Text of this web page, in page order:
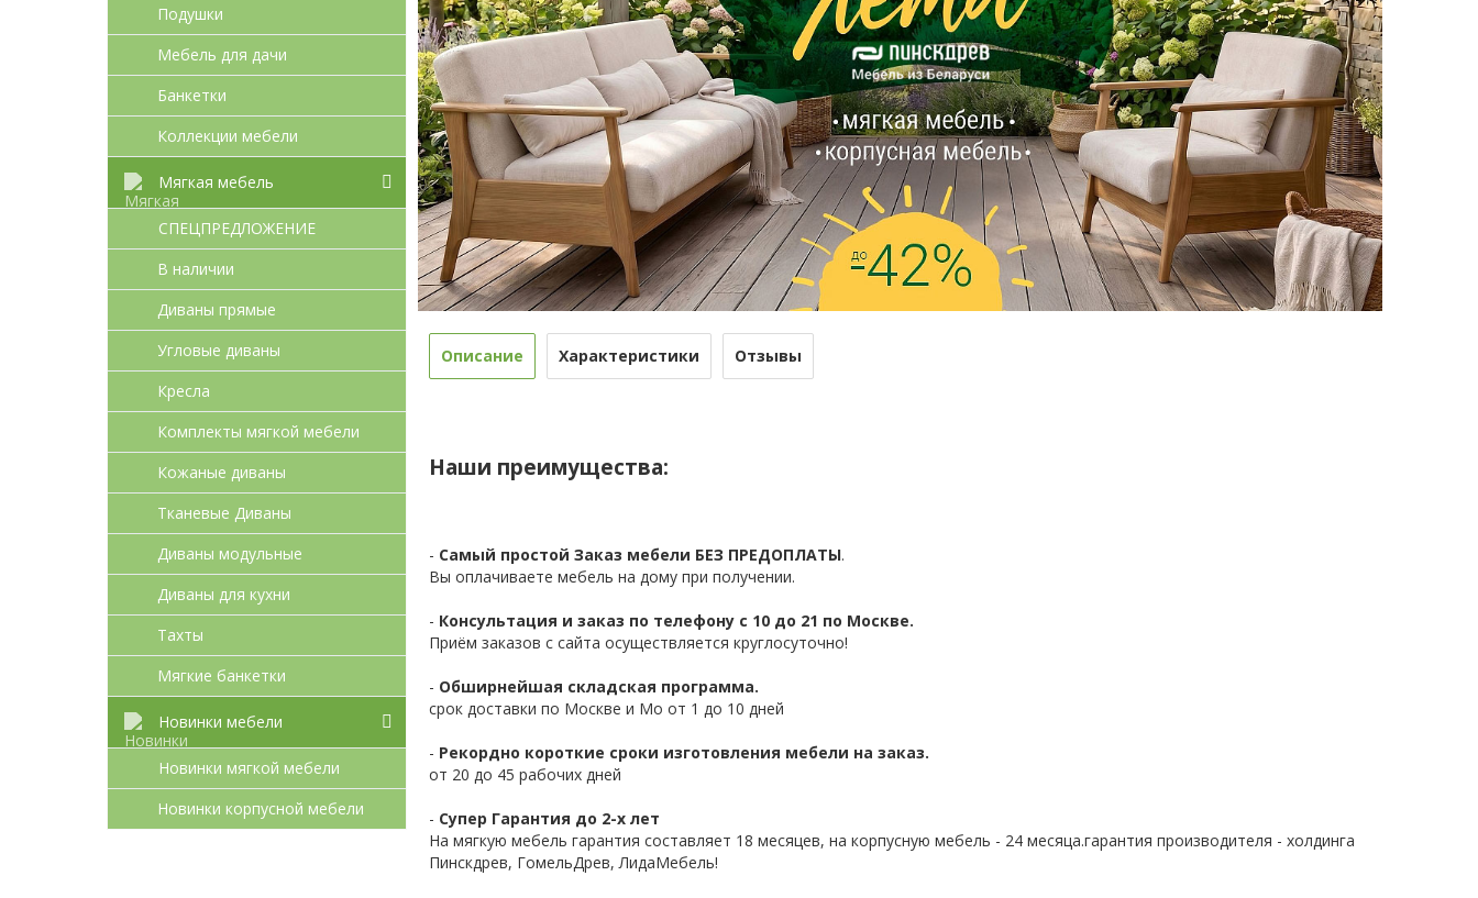
Подушки
Мебель для дачи
Банкетки
Коллекции мебели
Мягкая мебель
СПЕЦПРЕДЛОЖЕНИЕ
В наличии
Диваны прямые
Угловые диваны
Кресла
Комплекты мягкой мебели
Кожаные диваны
Тканевые Диваны
Диваны модульные
Диваны для кухни
Тахты
Мягкие банкетки
Новинки мебели
Новинки мягкой мебели
Новинки корпусной мебели
Описание Характеристики Отзывы
Наши преимущества:
- Самый простой Заказ мебели БЕЗ ПРЕДОПЛАТЫ.
Вы оплачиваете мебель на дому при получении.
- Консультация и заказ по телефону с 10 до 21 по Москве.
Приём заказов с сайта осуществляется круглосуточно!
- Обширнейшая складская программа.
срок доставки по Москве и Мо от 1 до 10 дней
- Рекордно короткие сроки изготовления мебели на заказ.
от 20 до 45 рабочих дней
- Супер Гарантия до 2-х лет
На мягкую мебель гарантия составляет 18 месяцев, на корпусную мебель - 24 месяца.гарантия производителя - холдинга
Пинскдрев, ГомельДрев, ЛидаМебель!